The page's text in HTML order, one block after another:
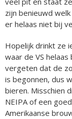
zijn benieuwd
er helaas niet bij
Hopelijk drinkt ze
waar de VS
vergeten dat de
is begonnen, dus
bieren. Misschien
NEIPA of een
Amerikaanse